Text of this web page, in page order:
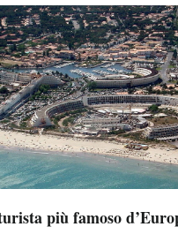
più famoso